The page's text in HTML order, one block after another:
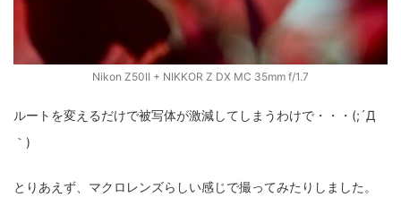
Nikon Z50II + NIKKOR Z DX MC 35mm f/1.7
ルートを変えるだけで被写体が激減してしまうわけで・・・(;´Д
｀)
とりあえず、マクロレンズらしい感じで撮ってみたりしました。